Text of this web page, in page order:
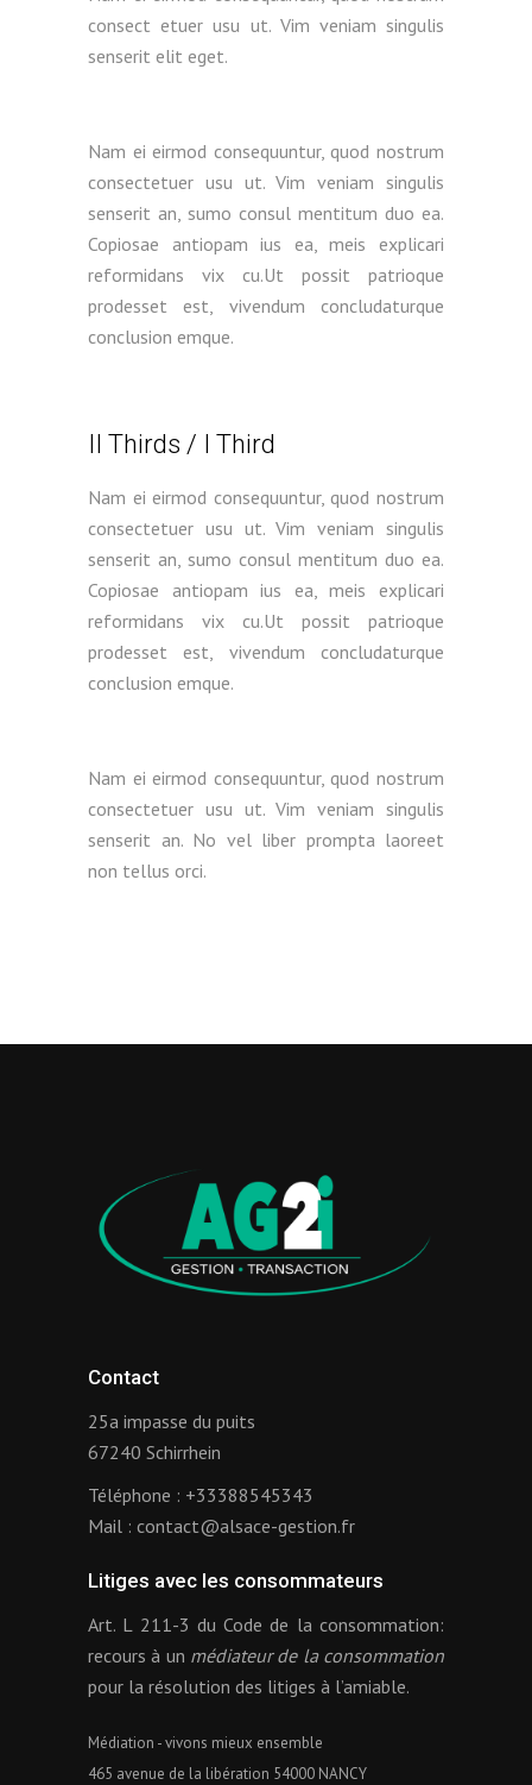
consect etuer usu ut. Vim veniam singulis
senserit elit eget.
Nam ei eirmod consequuntur, quod nostrum
consectetuer usu ut. Vim veniam singulis
senserit an, sumo consul mentitum duo ea.
Copiosae antiopam ius ea, meis explicari
reformidans vix cu.Ut possit patrioque
prodesset est, vivendum concludaturque
conclusion emque.
II Thirds / I Third
Nam ei eirmod consequuntur, quod nostrum
consectetuer usu ut. Vim veniam singulis
senserit an, sumo consul mentitum duo ea.
Copiosae antiopam ius ea, meis explicari
reformidans vix cu.Ut possit patrioque
prodesset est, vivendum concludaturque
conclusion emque.
Nam ei eirmod consequuntur, quod nostrum
consectetuer usu ut. Vim veniam singulis
senserit an. No vel liber prompta laoreet
non tellus orci.
Contact
25a impasse du puits
67240 Schirrhein
Téléphone : +33388545343
Mail : contact@alsace-gestion.fr
Litiges avec les consommateurs
Art. L 211-3 du Code de la consommation:
recours à un médiateur de la consommation
pour la résolution des litiges à l’amiable.
Médiation - vivons mieux ensemble
465 avenue de la libération 54000 NANCY